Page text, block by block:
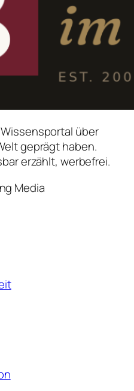
über
geprägt haben.
erzählt, werbefrei.
Media